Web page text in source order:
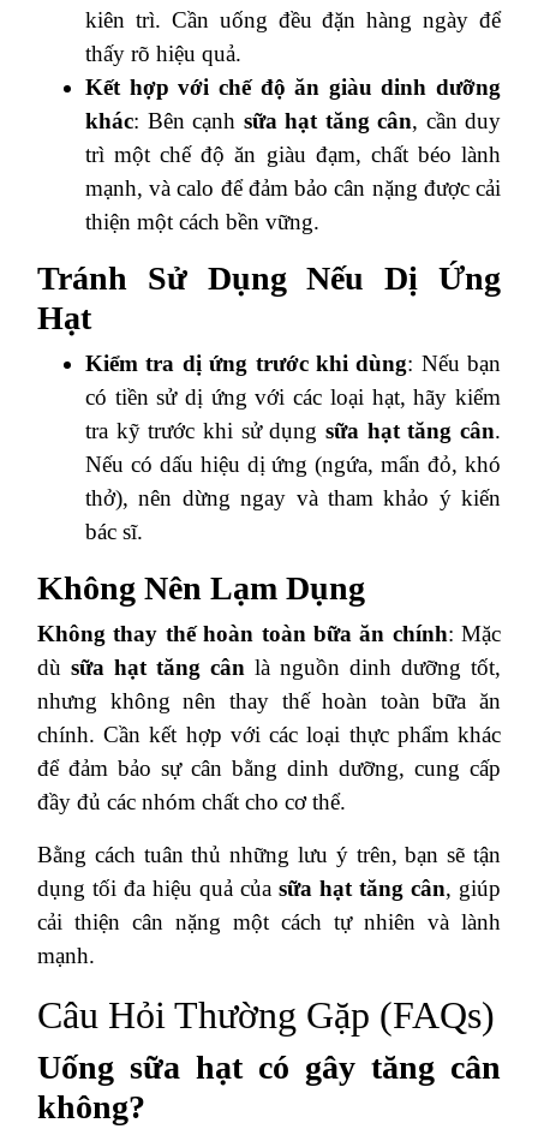
kiên trì. Cần uống đều đặn hàng ngày để
thấy rõ hiệu quả.
Kết hợp với chế độ ăn giàu dinh dưỡng
khác: Bên cạnh sữa hạt tăng cân, cần duy
trì một chế độ ăn giàu đạm, chất béo lành
mạnh, và calo để đảm bảo cân nặng được cải
thiện một cách bền vững.
Tránh Sử Dụng Nếu Dị Ứng
Hạt
Kiểm tra dị ứng trước khi dùng: Nếu bạn
có tiền sử dị ứng với các loại hạt, hãy kiểm
tra kỹ trước khi sử dụng sữa hạt tăng cân.
Nếu có dấu hiệu dị ứng (ngứa, mẩn đỏ, khó
thở), nên dừng ngay và tham khảo ý kiến
bác sĩ.
Không Nên Lạm Dụng
Không thay thế hoàn toàn bữa ăn chính: Mặc
dù sữa hạt tăng cân là nguồn dinh dưỡng tốt,
nhưng không nên thay thế hoàn toàn bữa ăn
chính. Cần kết hợp với các loại thực phẩm khác
để đảm bảo sự cân bằng dinh dưỡng, cung cấp
đầy đủ các nhóm chất cho cơ thể.
Bằng cách tuân thủ những lưu ý trên, bạn sẽ tận
dụng tối đa hiệu quả của sữa hạt tăng cân, giúp
cải thiện cân nặng một cách tự nhiên và lành
mạnh.
Câu Hỏi Thường Gặp (FAQs)
Uống sữa hạt có gây tăng cân
không?